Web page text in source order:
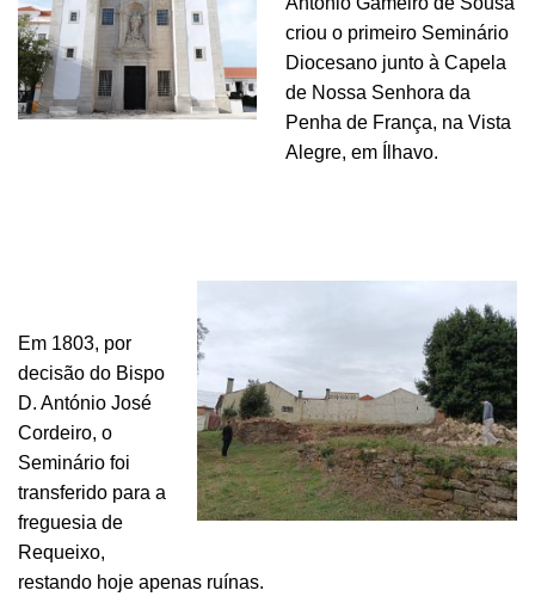
criou o primeiro Seminário
Diocesano junto à Capela
de Nossa Senhora da
Penha de França, na Vista
Alegre, em Ílhavo.
Em 1803, por
decisão do Bispo
D. António José
Cordeiro, o
Seminário foi
transferido para a
freguesia de
Requeixo,
restando hoje apenas ruínas.